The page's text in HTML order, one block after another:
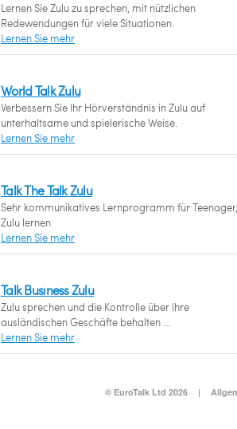
Lernen Sie Zulu zu sprechen, mit nützlichen
Redewendungen für viele Situationen.
Lernen Sie mehr
World Talk Zulu
Verbessern Sie Ihr Hörverständnis in Zulu auf
unterhaltsame und spielerische Weise.
Lernen Sie mehr
Talk The Talk Zulu
Sehr kommunikatives Lernprogramm für
Zulu lernen
Lernen Sie mehr
Talk Business Zulu
Zulu sprechen und die Kontrolle über Ihre
ausländischen Geschäfte behalten ...
Lernen Sie mehr
© EuroTalk Ltd 2026 |